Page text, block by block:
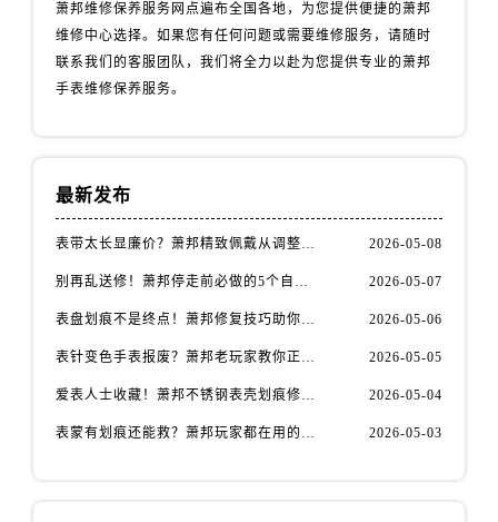
江苏省泰州市海陵区永定东路399号置地商务中心东塔（华润万象城）17层1706室萧邦售后服务中心（需提前预约）
江苏省徐州市鼓楼区淮海东路29号苏宁广场IFC国际金融中心35层3508室萧邦售后服务中心（需提前预约）
江苏省盐城市盐都区世纪大道5号盐城金融城写字楼1号楼16层1604室萧邦售后服务中心（需提前预约）
萧邦维修保养服务网点遍布全国各地，为您提供便捷的萧邦
维修中心选择。如果您有任何问题或需要维修服务，请随时
联系我们的客服团队，我们将全力以赴为您提供专业的萧邦
手表维修保养服务。
最新发布
表带太长显廉价？萧邦精致佩戴从调整开始！ 2026-05-08
别再乱送修！萧邦停走前必做的5个自检步骤 2026-05-07
表盘划痕不是终点！萧邦修复技巧助你重拾自信 2026-05-06
表针变色手表报废？萧邦老玩家教你正确应对 2026-05-05
爱表人士收藏！萧邦不锈钢表壳划痕修复指南 2026-05-04
表蒙有划痕还能救？萧邦玩家都在用的修复方法 2026-05-03